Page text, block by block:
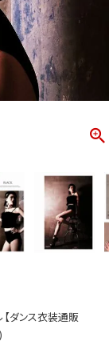
PICKUP
新作
トップス
ボトムス
ダンス衣装通販